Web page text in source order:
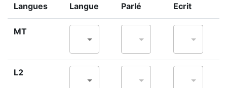
Langues Langue Parlé Ecrit
MT
L2